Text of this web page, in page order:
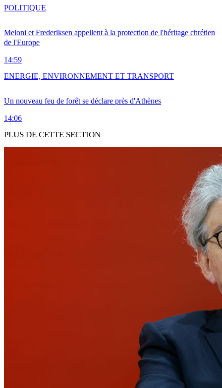
Meloni et Frederiksen appellent à la protection de l'héritage chrétien
de l'Europe
14:59
POLITIQUE
Un nouveau feu de forêt se déclare près d'Athènes
14:06
ENERGIE, ENVIRONNEMENT ET TRANSPORT
PLUS DE CETTE SECTION